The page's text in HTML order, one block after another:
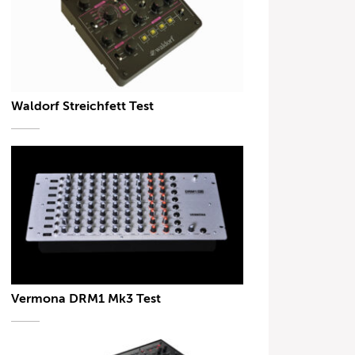
Waldorf Streichfett Test
Vermona DRM1 Mk3 Test